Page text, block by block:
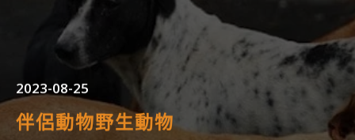
2023-08-25
伴侶動物野生動物